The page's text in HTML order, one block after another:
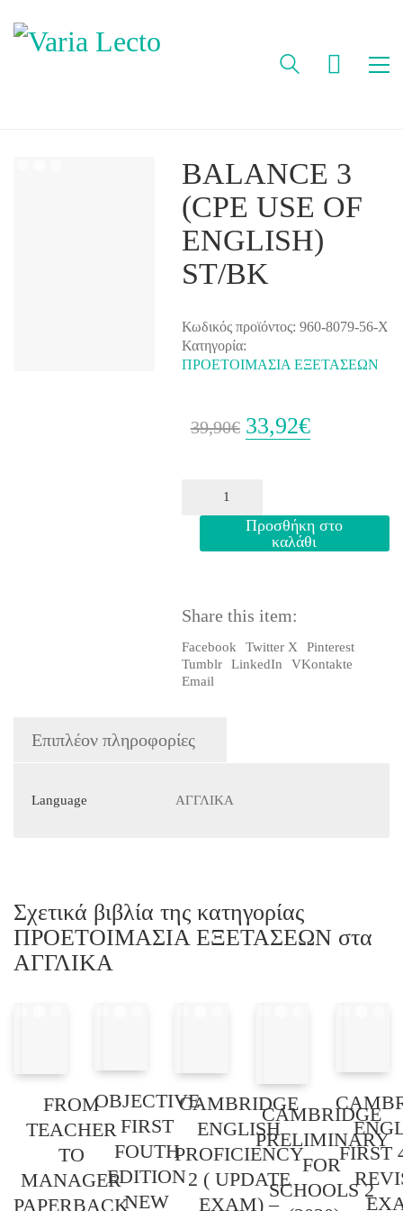
BALANCE 3
(CPE USE OF
ENGLISH)
ST/BK
Κωδικός προϊόντος: 960-8079-56-Χ
Κατηγορία:
ΠΡΟΕΤΟΙΜΑΣΙΑ ΕΞΕΤΑΣΕΩΝ
39,90€ Original
39,90€.
33,92€Η
είναι:
33,92€.
(CPE
ποσότητα
Προσθήκη στο
καλάθι
Share this item:
Facebook Twitter X
Pinterest
Tumblr
LinkedIn
VKontakte
Email
Επιπλέον πληροφορίες
Language ΑΓΓΛΙΚΑ
Σχετικά βιβλία της κατηγορίας
ΠΡΟΕΤΟΙΜΑΣΙΑ ΕΞΕΤΑΣΕΩΝ στα
ΑΓΓΛΙΚΑ
FROM
TEACHER
TO
MANAGER
PAPERBACK
OBJECTIVE
FIRST
FOUTH
EDITION
NEW
CAMBRIDGE
ENGLISH
PROFICIENCY
2 ( UPDATE
EXAM) –
CAMBRIDGE
PRELIMINARY
FOR
SCHOOLS 2
FIRST